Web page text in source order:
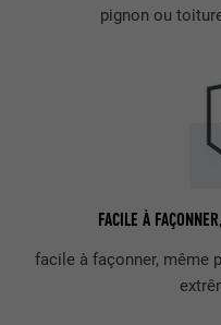
pignon ou
FACILE À
facile à façonner, même